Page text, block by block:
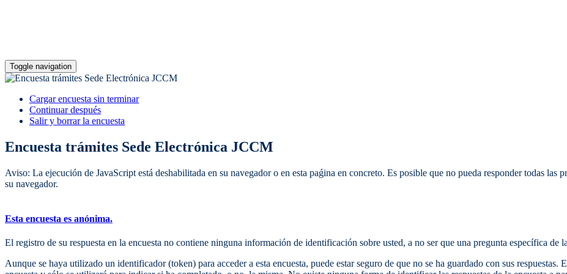
Toggle navigation
Cargar encuesta sin terminar
Continuar después
Salir y borrar la encuesta
Encuesta trámites Sede Electrónica JCCM
Aviso: La ejecución de JavaScript está deshabilitada en su navegador o en esta paǵina en concreto. Es posible que no pueda responder todas
su navegador.
Esta encuesta es anónima.
El registro de su respuesta en la encuesta no contiene ninguna información de identificación sobre usted, a no ser que una pregunta específica de
Aunque se haya utilizado un identificador (token) para acceder a esta encuesta, puede estar seguro de que no se ha guardado con sus respuestas.